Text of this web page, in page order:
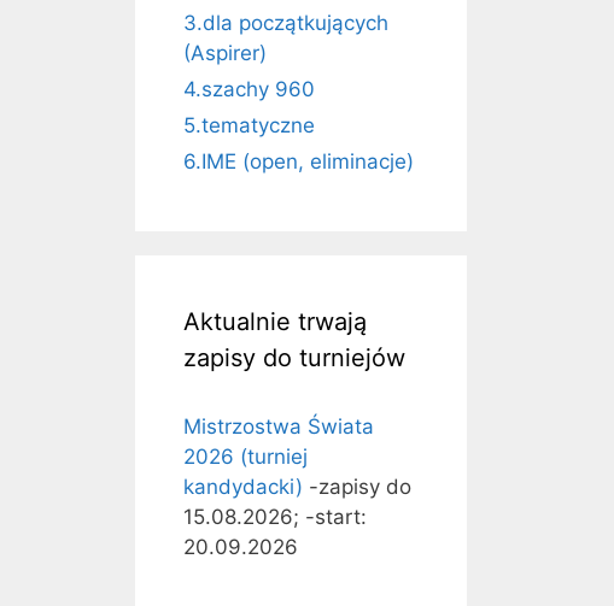
3.dla początkujących
(Aspirer)
4.szachy 960
5.tematyczne
6.IME (open, eliminacje)
Aktualnie trwają
zapisy do turniejów
Mistrzostwa Świata
2026 (turniej
kandydacki) -zapisy do
15.08.2026; -start:
20.09.2026